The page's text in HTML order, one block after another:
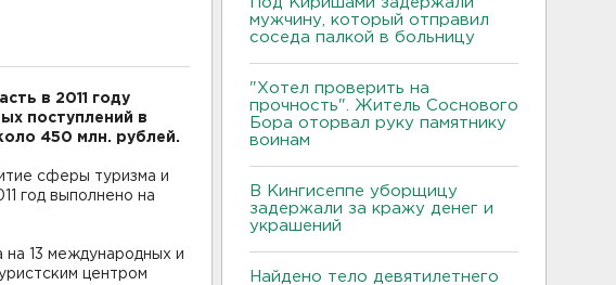
в 2011 году
поступлений в
450 млн. рублей.
сферы туризма и
год выполнено на
на 13 международных и
центром
мужчину, который отправил
соседа палкой в больницу
"Хотел проверить на
прочность". Житель Соснового
Бора оторвал руку памятнику
воинам
В Кингисеппе уборщицу
задержали за кражу денег и
украшений
Найдено тело девятилетнего